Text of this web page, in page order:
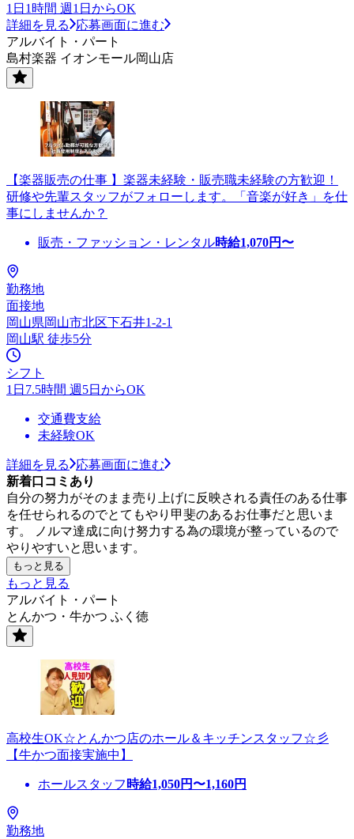
1日1時間 週1日からOK
詳細を見る
応募画面に進む
アルバイト・パート
島村楽器 イオンモール岡山店
【楽器販売の仕事 】楽器未経験・販売職未経験の方歓迎！
研修や先輩スタッフがフォローします。「音楽が好き」を仕
事にしませんか？
販売・ファッション・レンタル時給1,070円〜
勤務地
面接地
岡山県岡山市北区下石井1-2-1
岡山駅 徒歩5分
シフト
1日7.5時間 週5日からOK
交通費支給
未経験OK
詳細を見る
応募画面に進む
新着口コミあり
自分の努力がそのまま売り上げに反映される責任のある仕事
を任せられるのでとてもやり甲斐のあるお仕事だと思いま
す。 ノルマ達成に向け努力する為の環境が整っているので
やりやすいと思います。
もっと見る
もっと見る
アルバイト・パート
とんかつ・牛かつ ふく徳
高校生OK☆とんかつ店のホール＆キッチンスタッフ☆彡
【牛かつ面接実施中】
ホールスタッフ 時給1,050円〜1,160円
勤務地